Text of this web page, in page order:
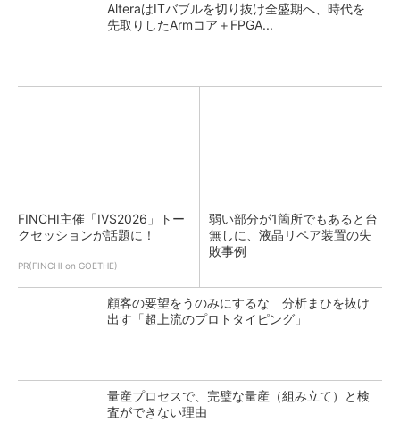
AlteraはITバブルを切り抜け全盛期へ、時代を
先取りしたArmコア＋FPGA...
FINCHI主催「IVS2026」トー
クセッションが話題に！
PR(FINCHI on GOETHE)
弱い部分が1箇所でもあると台
無しに、液晶リペア装置の失
敗事例
顧客の要望をうのみにするな 分析まひを抜け
出す「超上流のプロトタイピング」
量産プロセスで、完璧な量産（組み立て）と検
査ができない理由